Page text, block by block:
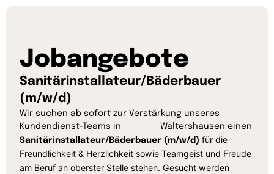
Jobangebote
Sanitärinstallateur/Bäderbauer
(m/w/d)
Wir suchen ab sofort zur Verstärkung unseres
Kundendienst-Teams in Waltershausen einen
Sanitärinstallateur/Bäderbauer (m/w/d) für die
Freundlichkeit & Herzlichkeit sowie Teamgeist und Freude
am Beruf an oberster Stelle stehen. Gesucht werden